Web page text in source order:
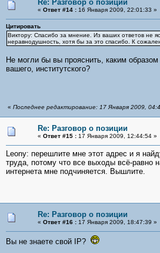
Re: Разговор о позиции
« Ответ #14 :16 Января 2009, 22:01:33 »
Цитировать
Виктору: Спасибо за мнение. Из ваших ответов не
неравнодушность, хотя бы за это спасибо. К
Не могли бы вы прояснить, каким
вашего, институтского?
« Последнее редактирование: 17 Января 2009,
Re: Разговор о позиции
« Ответ #15 :17 Января 2009, 12:44:54 »
Leonу: перешлите мне этот адрес и я
труда, потому что все выходы всё-равно
интернета мне подчиняется. Вышлите.
Re: Разговор о позиции
« Ответ #16 :17 Января 2009, 18:47:39 »
Вы не знаете свой IP?